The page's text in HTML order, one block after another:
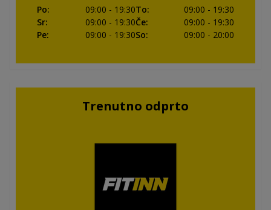
Po: 09:00 - 19:30To: 09:00 - 19:30
Sr: 09:00 - 19:30Če: 09:00 - 19:30
Pe: 09:00 - 19:30So: 09:00 - 20:00
Trenutno odprto